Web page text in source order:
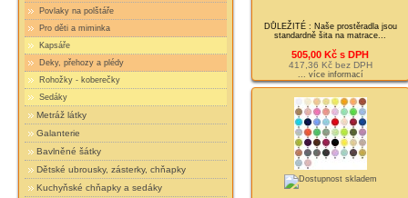
Povlaky na polštáře
Pro děti a miminka
Kapsáře
Deky, přehozy a plédy
Rohožky - koberečky
Sedáky
Metráž látky
Galanterie
Bavlněné šátky
Dětské ubrousky, zásterky, chňapky
Kuchyňské chňapky a sedáky
DŮLEŽITÉ : Naše prostěradla jsou
standardně šita na matrace...
505,00 Kč s DPH
417,36 Kč bez DPH
... více informací